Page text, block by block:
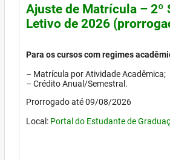
Ajuste de Matrícula – 2º
Letivo de 2026
Para os cursos com regimes
– Matrícula por Atividade Acadêmica;
– Crédito Anual/Semestral.
Prorrogado até 09/08/2026
Local: Portal do Estudante de